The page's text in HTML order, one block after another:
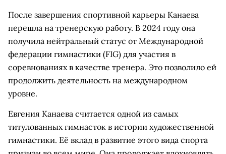
После завершения спортивной карьеры Канаева
перешла на тренерскую работу. В 2024 году она
получила нейтральный статус от Международной
федерации гимнастики (FIG) для участия в
соревнованиях в качестве тренера. Это позволило ей
продолжить деятельность на международном
уровне.
Евгения Канаева считается одной из самых
титулованных гимнасток в истории художественной
гимнастики. Её вклад в развитие этого вида спорта